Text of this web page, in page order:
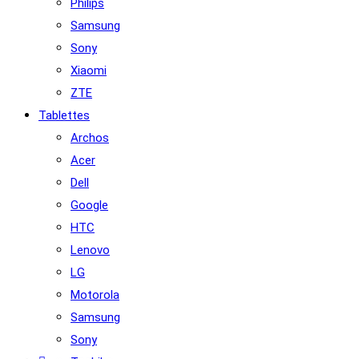
Philips
Samsung
Sony
Xiaomi
ZTE
Tablettes
Archos
Acer
Dell
Google
HTC
Lenovo
LG
Motorola
Samsung
Sony